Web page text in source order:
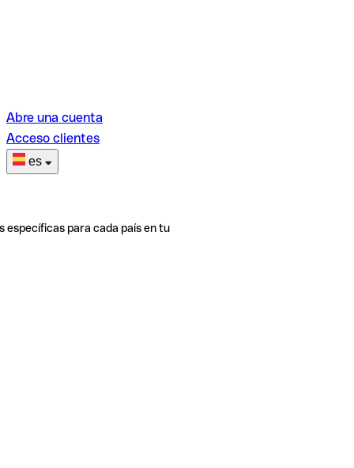
Abre una cuenta
Acceso clientes
es
específicas para cada país en tu